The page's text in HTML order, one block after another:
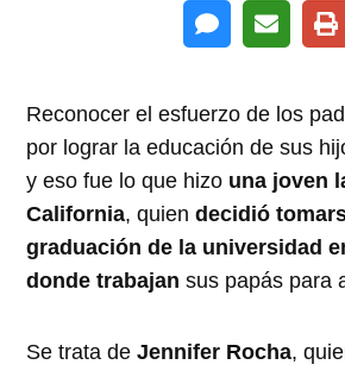
Reconocer el esfuerzo de los
por lograr la educación de sus
y eso fue lo que hizo una joven
California, quiendecidió
graduación de la universidad
donde trabajansus papás para
Se trata deJennifer Rocha,